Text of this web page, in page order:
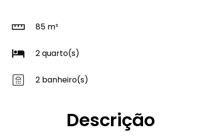
85 m²
2 quarto(s)
2 banheiro(s)
Descrição